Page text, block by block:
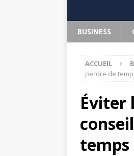
BUSINESS
ACCUEIL
perdre de
Éviter
temps